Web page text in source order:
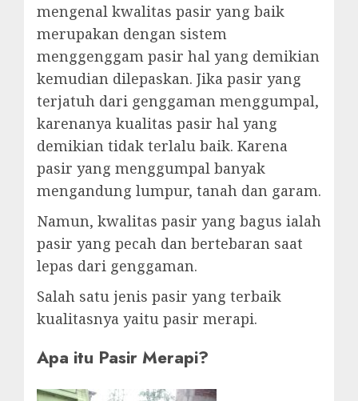
mengenal kwalitas pasir yang baik
merupakan dengan sistem
menggenggam pasir hal yang demikian
kemudian dilepaskan. Jika pasir yang
terjatuh dari genggaman menggumpal,
karenanya kualitas pasir hal yang
demikian tidak terlalu baik. Karena
pasir yang menggumpal banyak
mengandung lumpur, tanah dan garam.
Namun, kwalitas pasir yang bagus ialah
pasir yang pecah dan bertebaran saat
lepas dari genggaman.
Salah satu jenis pasir yang terbaik
kualitasnya yaitu pasir merapi.
Apa itu Pasir Merapi?